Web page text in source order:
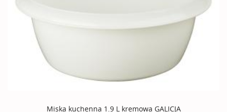
Miska kuchenna 1.9 L kremowa GALICJA